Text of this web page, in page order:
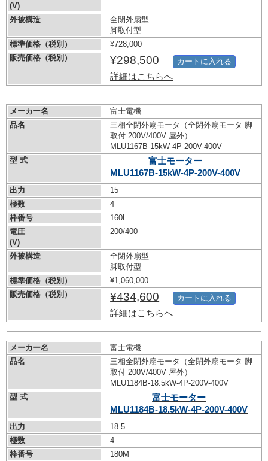
(V)
外被構造
全閉外扇型
脚取付型
標準価格（税別）
¥728,000
販売価格（税別）
¥298,500
詳細はこちらへ
カートに入れる
メーカー名
富士電機
品名
三相全閉外扇モータ（全閉外扇モータ 脚
取付 200V/400V 屋外）
MLU1167B-15kW-4P-200V-400V
型 式
富士モーター
MLU1167B-15kW-4P-200V-400V
出力
15
極数
4
枠番号
160L
電圧
(V)
200/400
外被構造
全閉外扇型
脚取付型
標準価格（税別）
¥1,060,000
販売価格（税別）
¥434,600
詳細はこちらへ
カートに入れる
メーカー名
富士電機
品名
三相全閉外扇モータ（全閉外扇モータ 脚
取付 200V/400V 屋外）
MLU1184B-18.5kW-4P-200V-400V
型 式
富士モーター
MLU1184B-18.5kW-4P-200V-400V
出力
18.5
極数
4
枠番号
180M